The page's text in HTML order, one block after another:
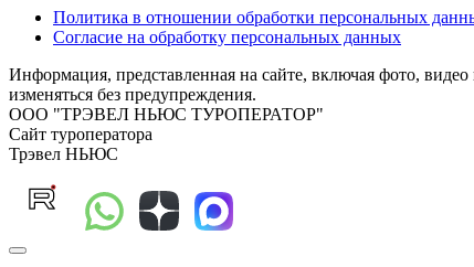
Политика в отношении обработки персональных
Согласие на обработку персональных данных
Информация, представленная на сайте, включая фото,
изменяться без предупреждения.
ООО "ТРЭВЕЛ НЬЮС ТУРОПЕРАТОР"
Сайт туроператора
Трэвел НЬЮС